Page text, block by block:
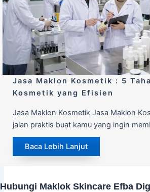
Jasa Maklon Kosmetik : 5
Kosmetik yang Efisien
Jasa Maklon Kosmetik Jasa Maklon
jalan praktis buat kamu yang ingin
Baca Lebih Lanjut
Hubungi Maklok Skincare Efba